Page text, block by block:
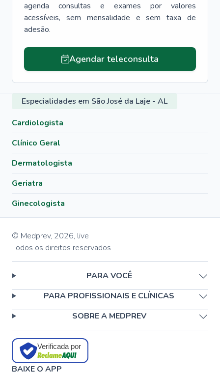
agenda consultas e exames por valores
acessíveis, sem mensalidade e sem taxa de
adesão.
Agendar teleconsulta
Especialidades em São José da Laje - AL
Cardiologista
Clínico Geral
Dermatologista
Geriatra
Ginecologista
© Medprev, 2026, live
Todos os direitos reservados
PARA VOCÊ
PARA PROFISSIONAIS E CLÍNICAS
SOBRE A MEDPREV
Verificada por
BAIXE O APP